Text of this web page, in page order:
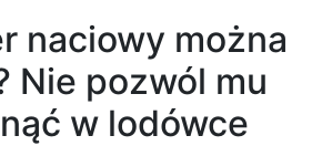
naciowy można
Nie pozwól mu
w lodówce